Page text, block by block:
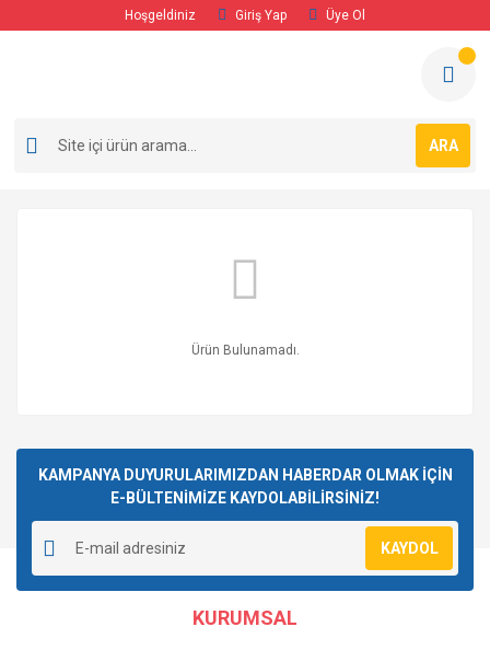
Hoşgeldiniz Giriş Yap Üye Ol
ARA
Ürün Bulunamadı.
KAMPANYA DUYURULARIMIZDAN HABERDAR OLMAK İÇİN
E-BÜLTENİMİZE KAYDOLABİLİRSİNİZ!
KAYDOL
KURUMSAL